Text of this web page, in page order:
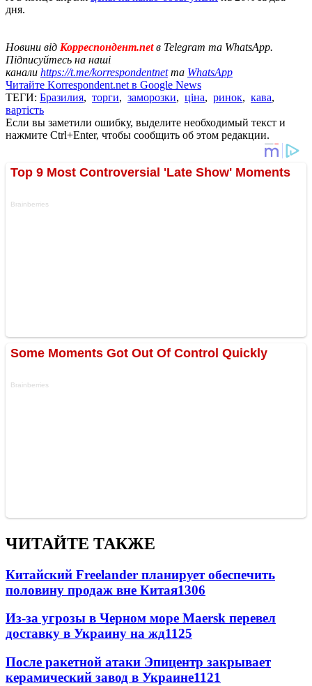
дня.
Новини від Корреспондент.netв Telegram та WhatsApp.
Підписуйтесь на наші
канали https://t.me/korrespondentnetта WhatsApp
Читайте Korrespondent.net в Google News
ТЕГИ: Бразилия, торги, заморозки, ціна, ринок, кава,
вартість
Если вы заметили ошибку, выделите необходимый текст и
нажмите Ctrl+Enter, чтобы сообщить об этом редакции.
ЧИТАЙТЕ ТАКЖЕ
Китайский Freelander планирует обеспечить
половину продаж вне Китая1306
Из-за угрозы в Черном море Maersk перевел
доставку в Украину на жд1125
После ракетной атаки Эпицентр закрывает
керамический завод в Украине1121